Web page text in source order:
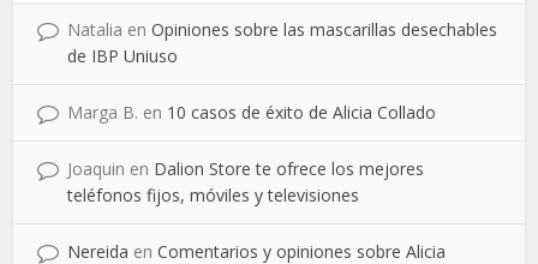
Natalia enOpiniones sobre las mascarillas desechables
de IBP Uniuso
Marga B. en 10 casos de éxito de Alicia Collado
Joaquin en Dalion Store te ofrece los mejores
teléfonos fijos, móviles y televisiones
Nereida enComentarios y opiniones sobre Alicia